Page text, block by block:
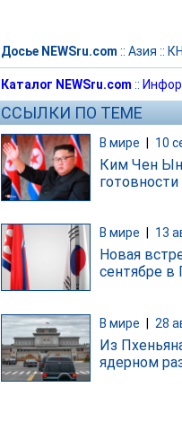
Досье NEWSru.com :: Азия ::
Каталог NEWSru.com ::
ССЫЛКИ ПО ТЕМЕ
В мире 10
Ким Чен Ын
В мире 13
Новая
сентябре в
В мире | 28
Из
ядерном